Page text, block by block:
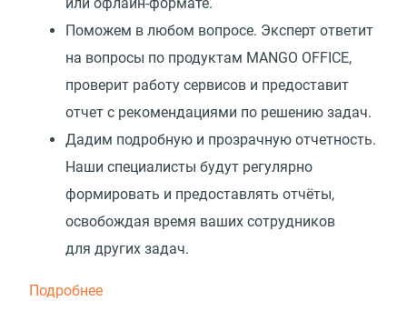
Поможем в любом вопросе. Эксперт ответит
на вопросы по продуктам MANGO OFFICE,
проверит работу сервисов и предоставит
отчет с рекомендациями по решению задач.
Дадим подробную и прозрачную отчетность.
Наши специалисты будут регулярно
формировать и предоставлять отчёты,
освобождая время ваших сотрудников
для других задач.
Подробнее